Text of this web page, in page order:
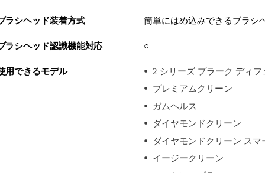
ラシヘッド装着方式 簡単にはめ込みできるブラシ
ラシヘッド認識機能対応 ○
用できるモデル
2 シリーズ プラーク ディフ
プレミアムクリーン
ガムヘルス
ダイヤモンドクリーン
ダイヤモンドクリーン スマ
イージークリーン